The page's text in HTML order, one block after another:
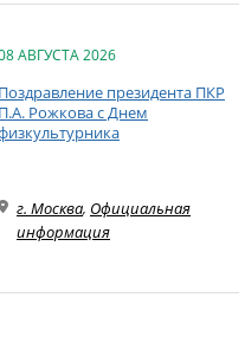
АВГУСТА 2026
Поздравление президента ПКР
П.А. Рожкова с Днем
г. Москва, Официальная
информация